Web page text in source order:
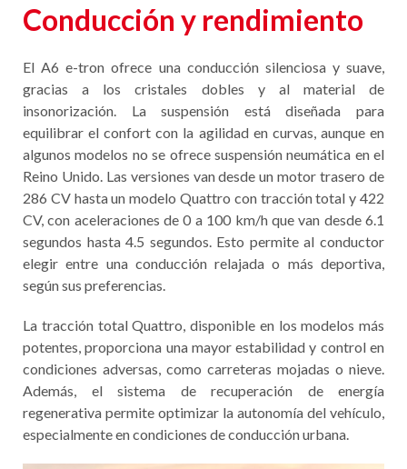
Conducción y rendimiento
El A6 e-tron ofrece una conducción silenciosa y suave,
gracias a los cristales dobles y al material de
insonorización. La suspensión está diseñada para
equilibrar el confort con la agilidad en curvas, aunque en
algunos modelos no se ofrece suspensión neumática en el
Reino Unido. Las versiones van desde un motor trasero de
286 CV hasta un modelo Quattro con tracción total y 422
CV, con aceleraciones de 0 a 100 km/h que van desde 6.1
segundos hasta 4.5 segundos. Esto permite al conductor
elegir entre una conducción relajada o más deportiva,
según sus preferencias.
La tracción total Quattro, disponible en los modelos más
potentes, proporciona una mayor estabilidad y control en
condiciones adversas, como carreteras mojadas o nieve.
Además, el sistema de recuperación de energía
regenerativa permite optimizar la autonomía del vehículo,
especialmente en condiciones de conducción urbana.